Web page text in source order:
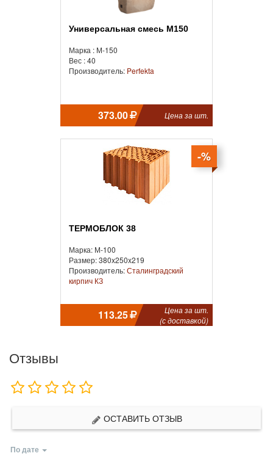
Универсальная смесь М150
Марка : М-150
Вес : 40
Производитель: Perfekta
373.00 Цена за шт.
-%
ТЕРМОБЛОК 38
Марка: М-100
Размер: 380x250x219
Производитель:Сталинградский
кирпич КЗ
113.25
Цена за шт.
(с доставкой)
Отзывы
ОСТАВИТЬ ОТЗЫВ
По дате